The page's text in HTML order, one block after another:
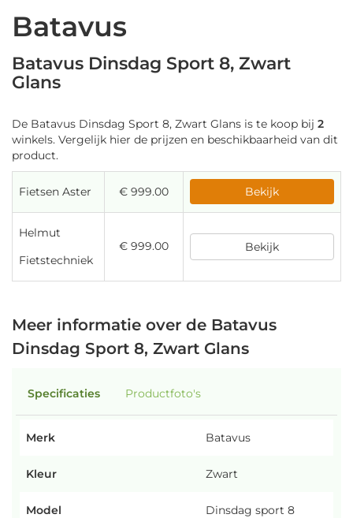
Batavus
Batavus Dinsdag Sport 8, Zwart
Glans
De Batavus Dinsdag Sport 8, Zwart Glans is te koop bij 2
winkels. Vergelijk hier de prijzen en beschikbaarheid van dit
product.
Fietsen Aster € 999.00 Bekijk
Helmut
Fietstechniek
€ 999.00 Bekijk
Meer informatie over de Batavus
Dinsdag Sport 8, Zwart Glans
Specificaties Productfoto's
Merk Batavus
Kleur Zwart
Model Dinsdag sport 8